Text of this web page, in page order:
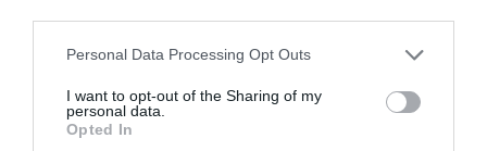
Please note that this website/app uses one or more Google
not limited to your visit or usage behaviour. You may click to
grant or deny consent to Google and its third-party tags to
use your data for below specified purposes in below Google
Personal Data Processing Opt Outs
I want to opt-out of the Sharing of my
personal data.
Opted In
06.08.2026 | 20:20
Νέο σοβαρό τροχαίο στην Εύβοια:
Τούμπαρε αυτοκίνητο
06.08.2026 | 20:00
πυρόπληκτους: Τα
ο Μητσοτάκης μετά τις
καταστροφικές φωτιές
Σπανού σε αυτές τις
περιοχές της Στερεάς
Ελλάδας